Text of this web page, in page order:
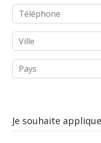
Téléphone
Ville
Pays
Je souhaite